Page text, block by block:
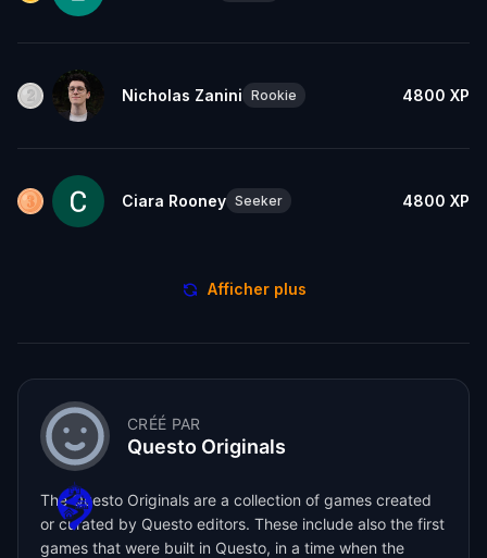
Nicholas Zanini Rookie 4800 XP
Ciara Rooney Seeker 4800 XP
Afficher plus
CRÉÉ PAR
Questo Originals
The Questo Originals are a collection of games created
or curated by Questo editors. These include also the first
games that were built in Questo, in a time when the